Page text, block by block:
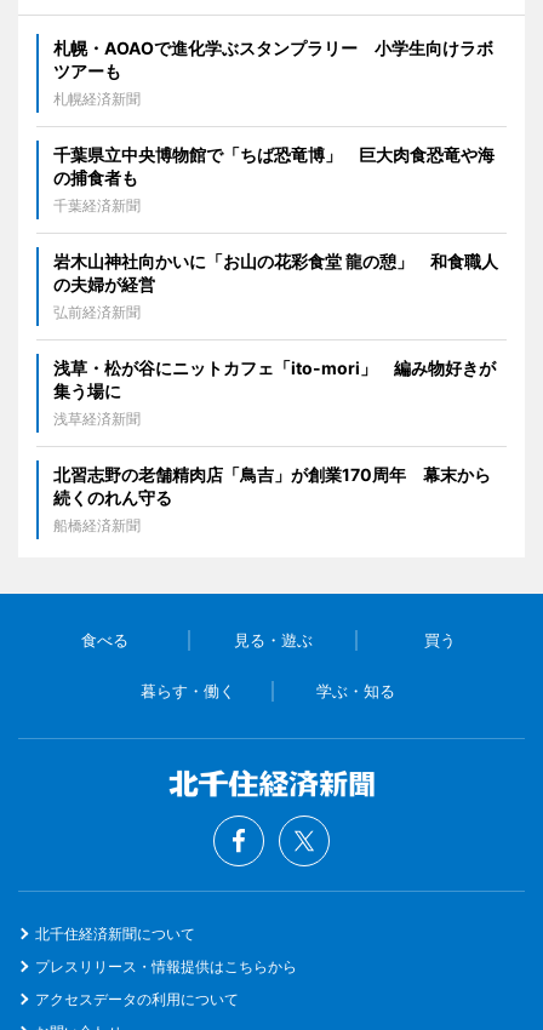
札幌・AOAOで進化学ぶスタンプラリー 小学生向けラボ
ツアーも
札幌経済新聞
千葉県立中央博物館で「ちば恐竜博」 巨大肉食恐竜や海
の捕食者も
千葉経済新聞
岩木山神社向かいに「お山の花彩食堂 龍の憩」 和食職人
の夫婦が経営
弘前経済新聞
浅草・松が谷にニットカフェ「ito-mori」 編み物好きが
集う場に
浅草経済新聞
北習志野の老舗精肉店「鳥吉」が創業170周年 幕末から
続くのれん守る
船橋経済新聞
食べる 見る・遊ぶ 買う
暮らす・働く 学ぶ・知る
北千住経済新聞について
プレスリリース・情報提供はこちらから
アクセスデータの利用について